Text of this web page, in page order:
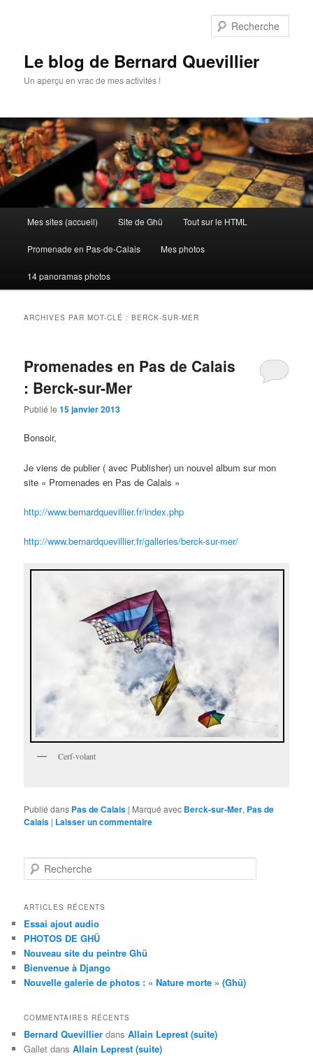
Le blog de Bernard Quevillier
Un aperçu en vrac de mes activités !
principal
Mes sites (accueil) Site de Ghü Tout sur le HTML
Promenade en Pas-de-Calais Mes photos
14 panoramas photos
ARCHIVES PAR MOT-CLÉ :BERCK-SUR-MER
Promenades en Pas de Calais
: Berck-sur-Mer
Publié le15 janvier 2013
Bonsoir,
Je viens de publier ( avec Publisher) un nouvel album sur mon
site « Promenades en Pas de Calais »
http://www.bernardquevillier.fr/index.php
http://www.bernardquevillier.fr/galleries/berck-sur-mer/
Cerf-volant
Publié dans Pas de Calais | Marqué avec Berck-sur-Mer, Pas de
Calais | Laisser un commentaire
e
h
r
c
h
e
ARTICLES RÉCENTS
Essai ajout audio
PHOTOS DE GHÜ
Nouveau site du peintre Ghü
Bienvenue à Django
Nouvelle galerie de photos : « Nature morte » (Ghü)
COMMENTAIRES RÉCENTS
Bernard Quevillier dansAllain Leprest (suite)
Gallet dansAllain Leprest (suite)